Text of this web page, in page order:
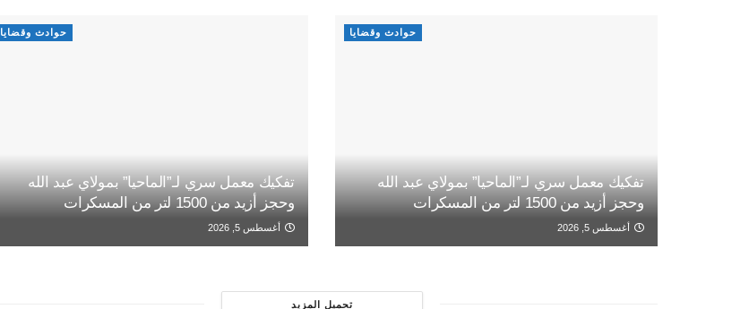
حوادث وقضايا
تفكيك معمل سري لـ”الماحيا” بمولاي عبد الله
وحجز أزيد من 1500 لتر من المسكرات
أغسطس 5, 2026
حوادث وقضايا
تفكيك معمل سري لـ”الماحيا” بمولاي عبد الله
وحجز أزيد من 1500 لتر من المسكرات
أغسطس 5, 2026
تحميل المزيد